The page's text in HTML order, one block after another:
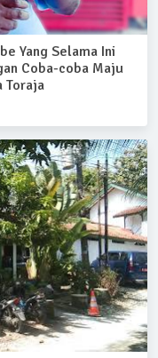
Yang Selama Ini
Coba-coba Maju
Toraja